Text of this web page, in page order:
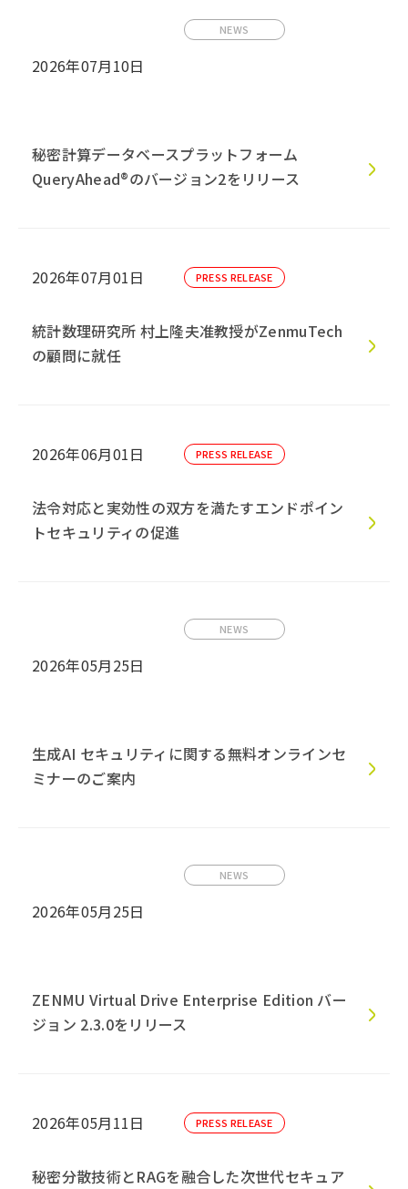
2026年07月10日
NEWS
秘密計算データベースプラットフォーム
QueryAhead®のバージョン2をリリース
2026年07月01日 PRESS RELEASE
統計数理研究所 村上隆夫准教授がZenmuTech
の顧問に就任
2026年06月01日 PRESS RELEASE
法令対応と実効性の双方を満たすエンドポイン
トセキュリティの促進
2026年05月25日
NEWS
生成AI セキュリティに関する無料オンラインセ
ミナーのご案内
2026年05月25日
NEWS
ZENMU Virtual Drive Enterprise Edition バー
ジョン 2.3.0をリリース
2026年05月11日 PRESS RELEASE
秘密分散技術とRAGを融合した次世代セキュア